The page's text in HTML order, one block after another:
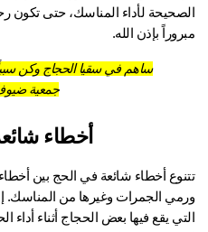
بإذن الله.
ساهم في سقيا الحجاج وكن سبباً
جمعية ضيوف
أخطاء شائعة